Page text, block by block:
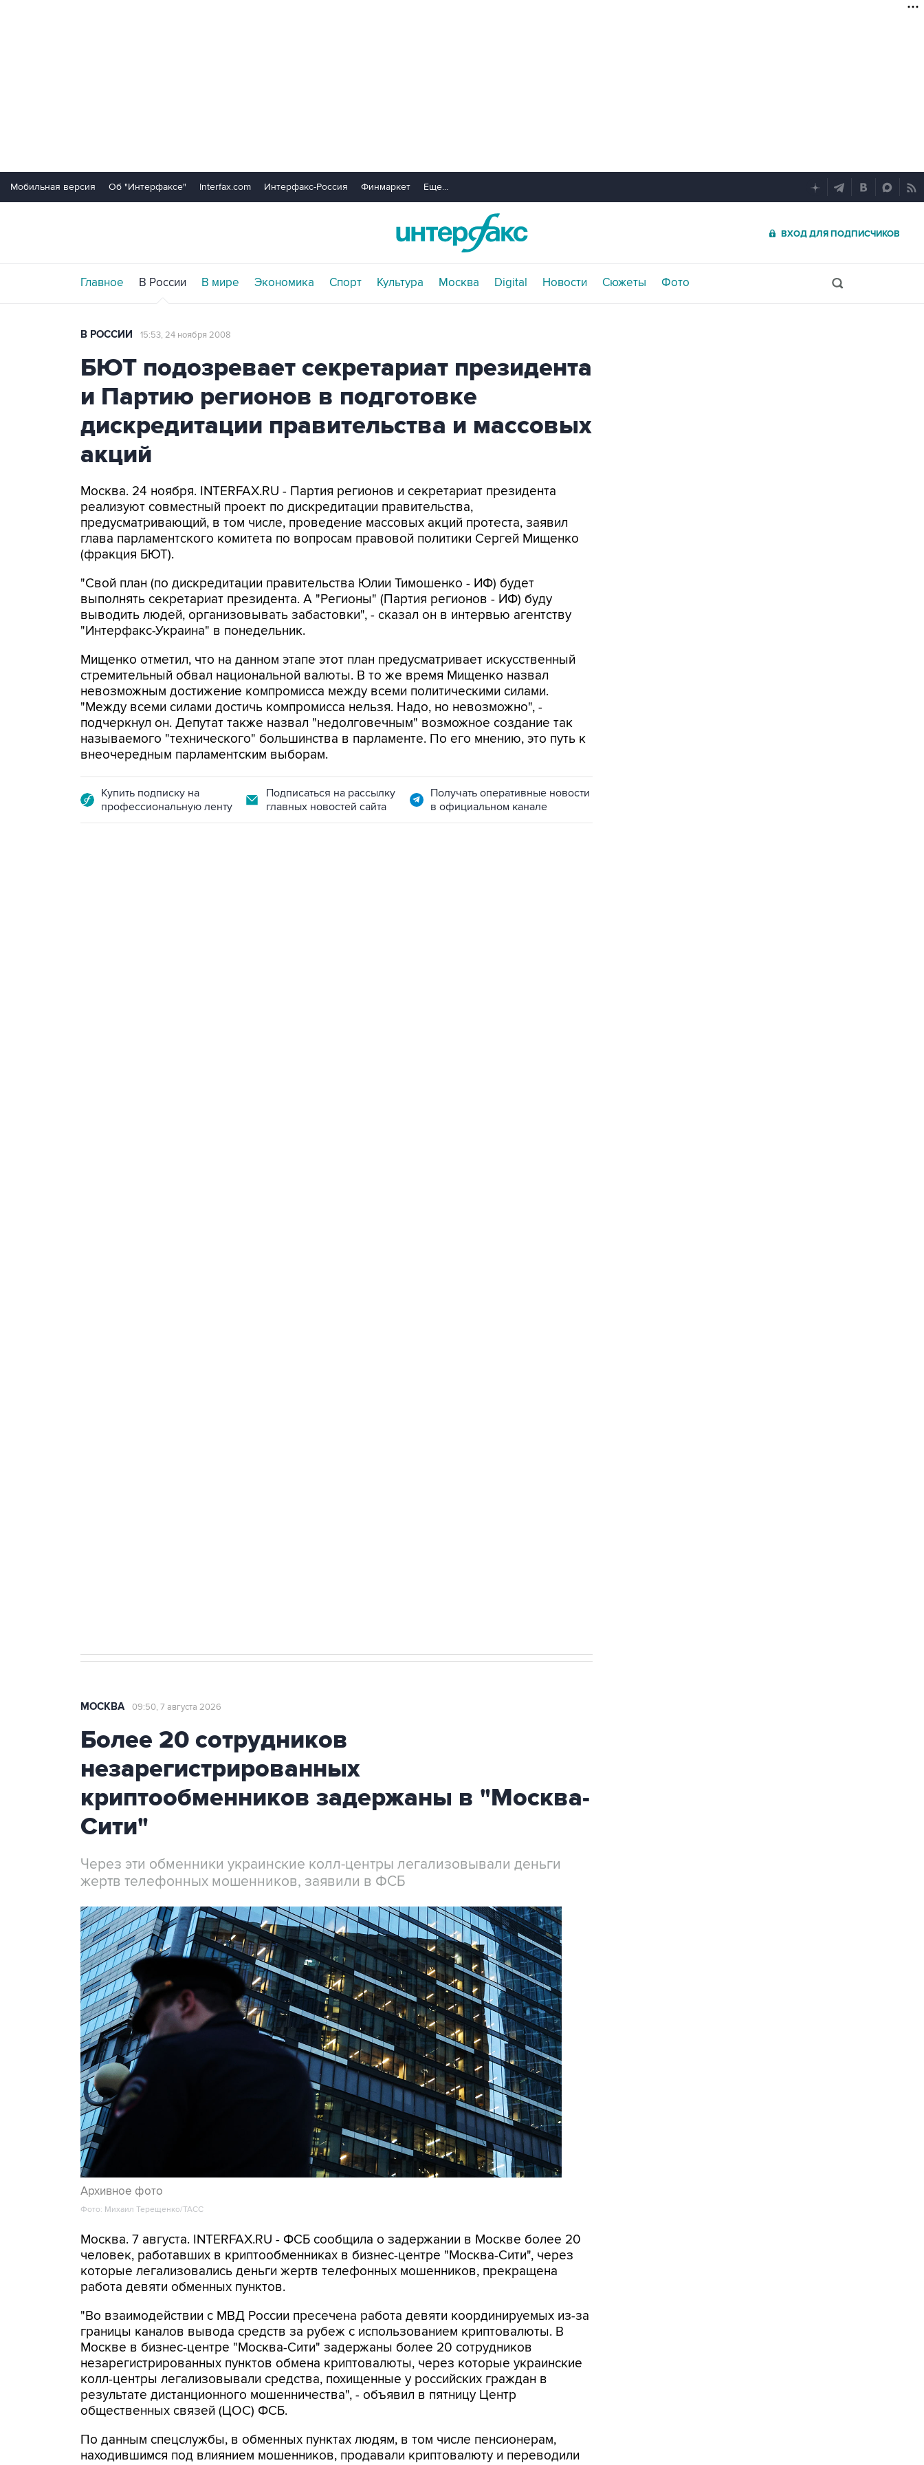
Мобильная версия Об "Интерфаксе" Interfax.com Интерфакс-Россия Финмаркет Еще...
ВХОД ДЛЯ ПОДПИСЧИКОВ
Главное В России В мире Экономика Спорт Культура Москва Digital Новости Сюжеты Фото
В РОССИИ 15:53, 24 ноября 2008
БЮТ подозревает секретариат президента
и Партию регионов в подготовке
дискредитации правительства и массовых
акций
Москва. 24 ноября. INTERFAX.RU - Партия регионов и секретариат президента
реализуют совместный проект по дискредитации правительства,
предусматривающий, в том числе, проведение массовых акций протеста, заявил
глава парламентского комитета по вопросам правовой политики Сергей Мищенко
(фракция БЮТ).
"Свой план (по дискредитации правительства Юлии Тимошенко - ИФ) будет
выполнять секретариат президента. А "Регионы" (Партия регионов - ИФ) буду
выводить людей, организовывать забастовки", - сказал он в интервью агентству
"Интерфакс-Украина" в понедельник.
Мищенко отметил, что на данном этапе этот план предусматривает искусственный
стремительный обвал национальной валюты. В то же время Мищенко назвал
невозможным достижение компромисса между всеми политическими силами.
"Между всеми силами достичь компромисса нельзя. Надо, но невозможно", -
подчеркнул он. Депутат также назвал "недолговечным" возможное создание так
называемого "технического" большинства в парламенте. По его мнению, это путь к
внеочередным парламентским выборам.
Купить подписку на
профессиональную ленту
Подписаться на рассылку
главных новостей сайта
Получать оперативные новости
в официальном канале
МОСКВА 09:50, 7 августа 2026
Более 20 сотрудников
незарегистрированных
криптообменников задержаны в "Москва-
Сити"
Через эти обменники украинские колл-центры легализовывали деньги
жертв телефонных мошенников, заявили в ФСБ
Архивное фото
Фото: Михаил Терещенко/ТАСС
Москва. 7 августа. INTERFAX.RU - ФСБ сообщила о задержании в Москве более 20
человек, работавших в криптообменниках в бизнес-центре "Москва-Сити", через
которые легализовались деньги жертв телефонных мошенников, прекращена
работа девяти обменных пунктов.
"Во взаимодействии с МВД России пресечена работа девяти координируемых из-за
границы каналов вывода средств за рубеж с использованием криптовалюты. В
Москве в бизнес-центре "Москва-Сити" задержаны более 20 сотрудников
незарегистрированных пунктов обмена криптовалюты, через которые украинские
колл-центры легализовывали средства, похищенные у российских граждан в
результате дистанционного мошенничества", - объявил в пятницу Центр
общественных связей (ЦОС) ФСБ.
По данным спецслужбы, в обменных пунктах людям, в том числе пенсионерам,
находившимся под влиянием мошенников, продавали криптовалюту и переводили